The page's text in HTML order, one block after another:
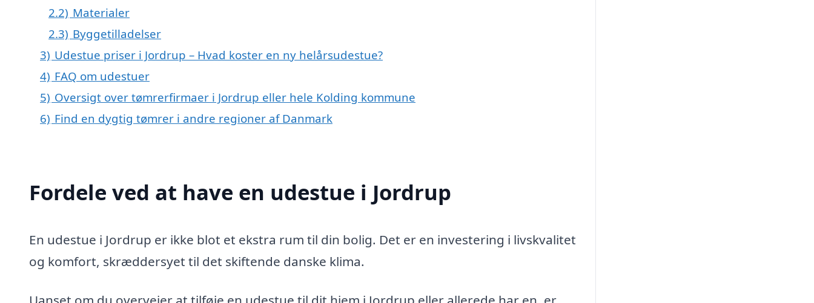
2.2) Materialer
2.3) Byggetilladelser
3) Udestue priser i Jordrup – Hvad koster en ny helårsudestue?
4) FAQ om udestuer
5) Oversigt over tømrerfirmaer i Jordrup eller hele Kolding kommune
6) Find en dygtig tømrer i andre regioner af Danmark
Fordele ved at have en udestue i Jordrup
En udestue i Jordrup er ikke blot et ekstra rum til din bolig. Det er en investering i livskvalitet
og komfort, skræddersyet til det skiftende danske klima.